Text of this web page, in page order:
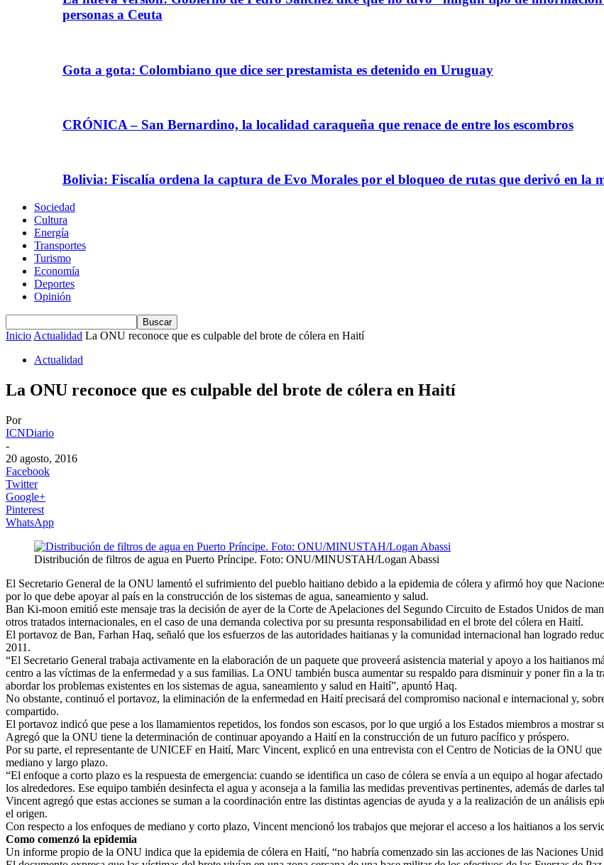
personas a Ceuta
Gota a gota: Colombiano que dice ser prestamista es detenido en Uruguay
CRÓNICA – San Bernardino, la localidad caraqueña que renace de entre los escombros
Bolivia: Fiscalía ordena la captura de Evo Morales por el bloqueo de rutas que derivó en la
Sociedad
Cultura
Energía
Transportes
Turismo
Economía
Deportes
Opinión
Inicio Actualidad La ONU reconoce que es culpable del brote de cólera en Haití
Actualidad
La ONU reconoce que es culpable del brote de cólera en Haití
Por
ICNDiario
-
20 agosto, 2016
Facebook
Twitter
Google+
Pinterest
WhatsApp
Distribución de filtros de agua en Puerto Príncipe. Foto: ONU/MINUSTAH/Logan Abassi
El Secretario General de la ONU lamentó el sufrimiento del pueblo haitiano debido a la epidemia de cólera y afirmó hoy que
por lo que debe apoyar al país en la construcción de los sistemas de agua, saneamiento y salud.
Ban Ki-moon emitió este mensaje tras la decisión de ayer de la Corte de Apelaciones del Segundo Circuito de Estados Unidos de
otros tratados internacionales, en el caso de una demanda colectiva por su presunta responsabilidad en el brote del cólera en Haití.
El portavoz de Ban, Farhan Haq, señaló que los esfuerzos de las autoridades haitianas y la comunidad internacional han logrado
2011.
“El Secretario General trabaja activamente en la elaboración de un paquete que proveerá asistencia material y apoyo a los haitianos
centro a las víctimas de la enfermedad y a sus familias. La ONU también busca aumentar su respaldo para disminuir y poner fin a la
abordar los problemas existentes en los sistemas de agua, saneamiento y salud en Haití”, apuntó Haq.
No obstante, continuó el portavoz, la eliminación de la enfermedad en Haití precisará del compromiso nacional e internacional y,
compartido.
El portavoz indicó que pese a los llamamientos repetidos, los fondos son escasos, por lo que urgió a los Estados miembros a mostrar
Agregó que la ONU tiene la determinación de continuar apoyando a Haití en la construcción de un futuro pacífico y próspero.
Por su parte, el representante de UNICEF en Haití, Marc Vincent, explicó en una entrevista con el Centro de Noticias de la ONU
mediano y largo plazo.
“El enfoque a corto plazo es la respuesta de emergencia: cuando se identifica un caso de cólera se envía a un equipo al hogar
los alrededores. Ese equipo también desinfecta el agua y aconseja a la familia las medidas preventivas pertinentes, además de darles
Vincent agregó que estas acciones se suman a la coordinación entre las distintas agencias de ayuda y a la realización de un análisis
el origen.
Con respecto a los enfoques de mediano y corto plazo, Vincent mencionó los trabajos que mejorar el acceso a los haitianos a los
Como comenzó la epidemia
Un informe propio de la ONU indica que la epidemia de cólera en Haití, “no habría comenzado sin las acciones de las Naciones